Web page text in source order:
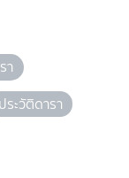
า
ประวัติดารา